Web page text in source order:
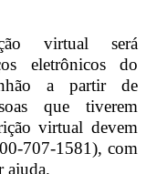
virtual será
eletrônicos do
a partir de
que tiverem
virtual devem
707-1581), com
ajuda.